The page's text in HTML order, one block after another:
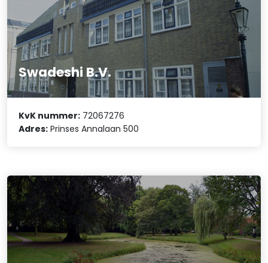
Swadeshi B.V.
KvK nummer: 72067276
Adres: Prinses Annalaan 500